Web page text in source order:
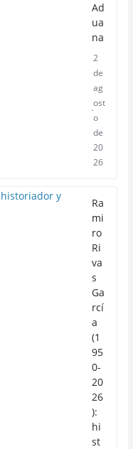
Ad
ua
na
2
de
ag
ost
o
de
20
26
Ra
mi
ro
Ri
va
s
Ga
rcí
a
(1
95
0-
20
26
):
hi
st